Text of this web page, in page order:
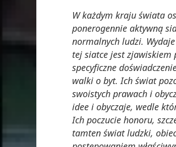
W każdym kraju świata
ponerogennie aktywną
normalnych ludzi.
tej siatce jest zjawiskiem
specyficzne
walki o byt. Ich świat
swoistych prawach i
idee i obyczaje, wedle
Ich poczucie honoru,
tamten świat ludzki,